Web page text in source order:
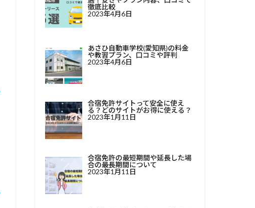
徹底比較
2023年4月6日
あさひ自動車学校(愛知県)の料金
や教習プラン、口コミや評判
2023年4月6日
合宿免許サイトって安全に使え
る？どのサイトがお得に使える？
2023年1月11日
合宿免許の最短期間や延長した場
合の最長期間について
2023年1月11日